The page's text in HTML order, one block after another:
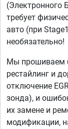
(Электронного
требует
авто (при
необязательно!
Мы прошиваем
рестайлинг и
отключение
зонда), и
их замене и
модификации,